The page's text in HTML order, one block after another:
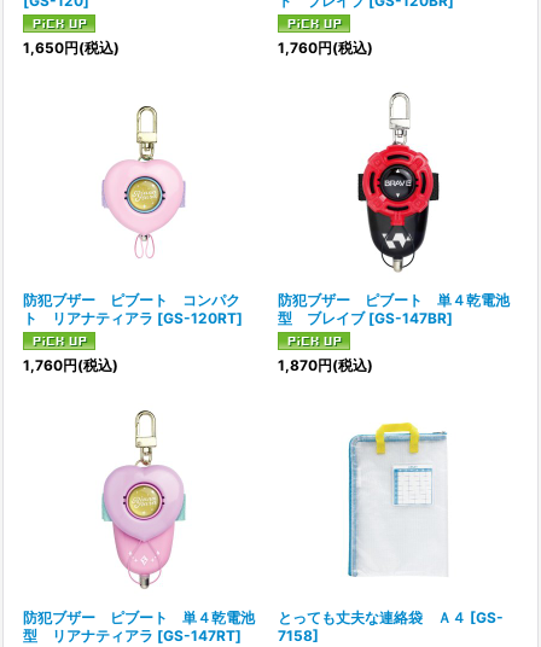
1,650円(税込) 1,760円(税込)
防犯ブザー ピブート コンパク
ト リアナティアラ [GS-120RT]
1,760円(税込)
防犯ブザー ピブート 単４乾電池
型 ブレイブ [GS-147BR]
1,870円(税込)
防犯ブザー ピブート 単４乾電池
型 リアナティアラ [GS-147RT]
とっても丈夫な連絡袋 Ａ４ [GS-
7158]